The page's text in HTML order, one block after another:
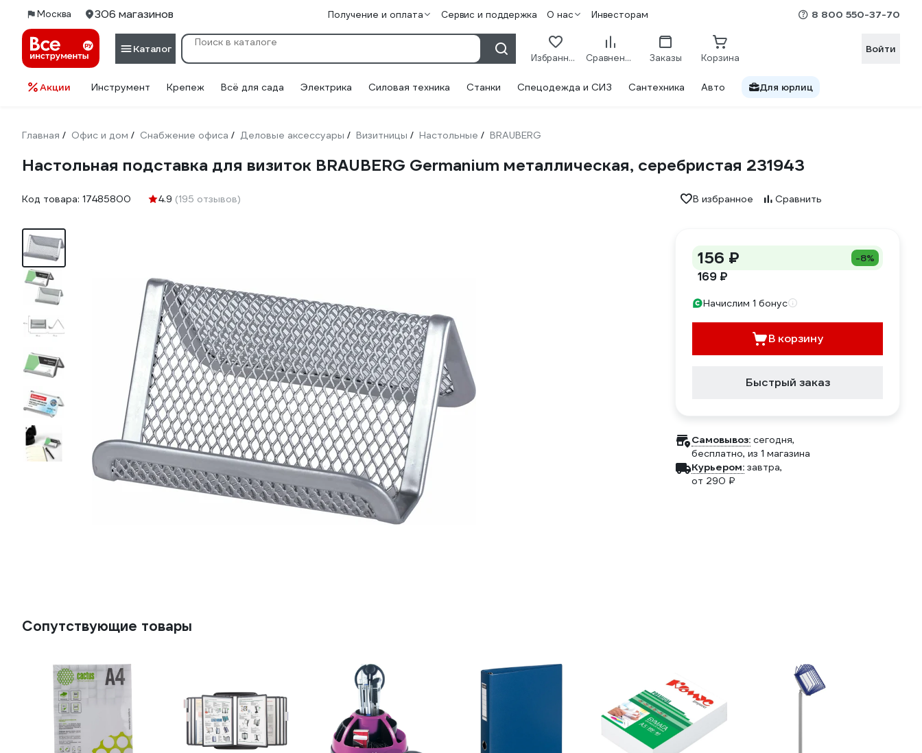
Москва 306 магазинов Получение и оплата Сервис и поддержка О нас Инвесторам 8 800 550-37-70
Каталог
Избранное Сравнение Заказы Корзина
Войти
Акции Инструмент Крепеж Всё для сада Электрика Силовая техника Станки Спецодежда и СИЗ Сантехника Авто Для юрлиц
Главная / Офис и дом / Снабжение офиса / Деловые аксессуары / Визитницы / Настольные / BRAUBERG
Настольная подставка для визиток BRAUBERG Germanium металлическая, серебристая 231943
Код товара: 17485800 4.9 (195 отзывов) В избранное Сравнить
156 ₽ -8%
169 ₽
Начислим 1 бонус
В корзину
Быстрый заказ
Самовывоз: сегодня,
бесплатно, из 1 магазина
Курьером: завтра,
от 290 ₽
Сопутствующие товары